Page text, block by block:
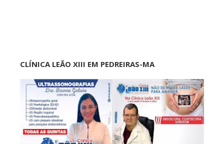
CLÍNICA LEÃO XIII EM PEDREIRAS-MA